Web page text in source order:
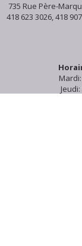
735 Rue Père-
418 623 3026,418